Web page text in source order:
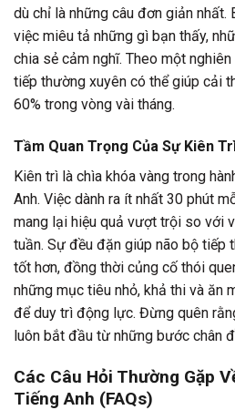
dù chỉ là những câu đơn giản nhất.
việc miêu tả những gì bạn thấy,
chia sẻ cảm nghĩ. Theo một
tiếp thường xuyên có thể giúp cải
60% trong vòng vài tháng.
Tầm Quan Trọng Của Sự Kiên
Kiên trì là chìa khóa vàng trong
Anh. Việc dành ra ít nhất 30 phút
mang lại hiệu quả vượt trội so với
tuần. Sự đều đặn giúp não bộ tiếp
tốt hơn, đồng thời củng cố thói
những mục tiêu nhỏ, khả thi và ăn
để duy trì động lực. Đừng quên
luôn bắt đầu từ những bước chân
Các Câu Hỏi Thường Gặp
Tiếng Anh (FAQs)